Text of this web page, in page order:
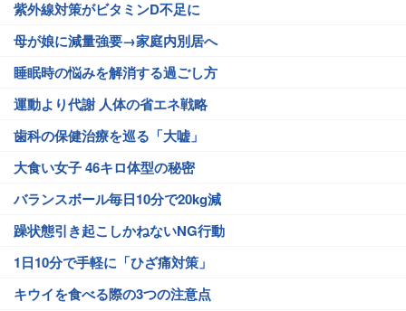
紫外線対策がビタミンD不足に
母が娘に減量強要→家庭内別居へ
睡眠時の悩みを解消する過ごし方
運動より代謝 人体の省エネ戦略
歯科の保健治療を巡る「大嘘」
大食い女子 46キロ体型の秘密
バランスボール毎日10分で20kg減
躁状態引き起こしかねないNG行動
1日10分で手軽に「ひざ痛対策」
キウイを食べる際の3つの注意点